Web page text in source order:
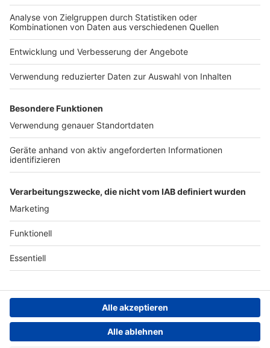
Nutzungsbedingungen
Jobs
Presse
Werben
Archiv
ANTENNE BAYERN GROUP
Stiftung ANTENNE BAYERN
hilft
Teilnahmebedingungen
Grounding Page ANTENNE
BAYERN
Kontakt
Studio-Hotline
Verkehrs-Hotline
Datenschutz­erklärung
einstellungen
Persönliche Datenkontrolle